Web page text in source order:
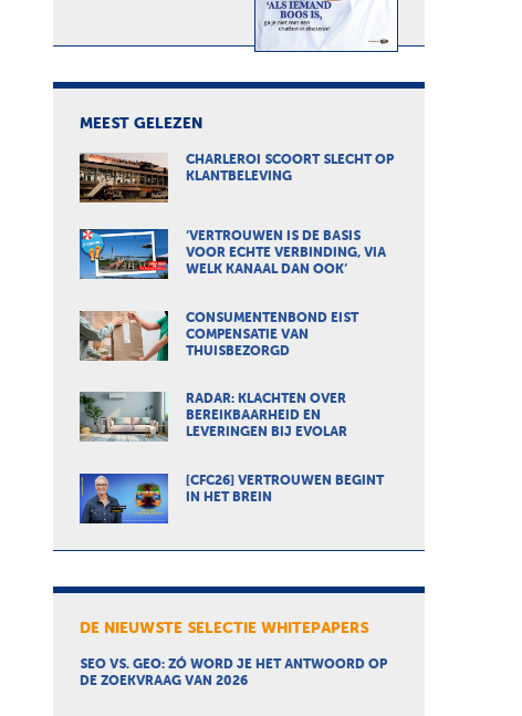
MEEST GELEZEN
CHARLEROI SCOORT SLECHT OP
KLANTBELEVING
‘VERTROUWEN IS DE BASIS
VOOR ECHTE VERBINDING, VIA
WELK KANAAL DAN OOK’
CONSUMENTENBOND EIST
COMPENSATIE VAN
THUISBEZORGD
RADAR: KLACHTEN OVER
BEREIKBAARHEID EN
LEVERINGEN BIJ EVOLAR
[CFC26] VERTROUWEN BEGINT
IN HET BREIN
DE NIEUWSTE SELECTIE WHITEPAPERS
SEO VS. GEO: ZÓ WORD JE HET ANTWOORD OP
DE ZOEKVRAAG VAN 2026